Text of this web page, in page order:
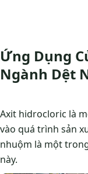
Ứng Dụng
Ngành Dệt
Axit hidrocloric là
vào quá trình sản
nhuộm là một
này.